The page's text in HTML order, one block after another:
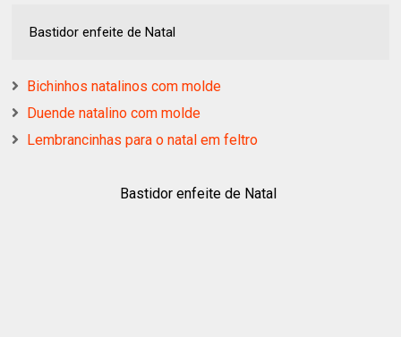
Bastidor enfeite de Natal
Bichinhos natalinos com molde
Duende natalino com molde
Lembrancinhas para o natal em feltro
Bastidor enfeite de Natal